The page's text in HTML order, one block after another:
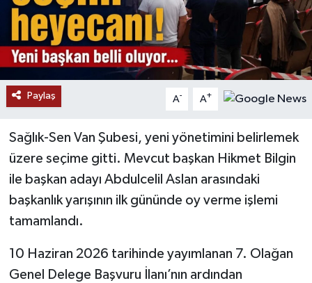
Paylaş A- A+
Sağlık-Sen Van Şubesi, yeni yönetimini belirlemek
üzere seçime gitti. Mevcut başkan Hikmet Bilgin
ile başkan adayı Abdulcelil Aslan arasındaki
başkanlık yarışının ilk gününde oy verme işlemi
tamamlandı.
10 Haziran 2026 tarihinde yayımlanan 7. Olağan
Genel Delege Başvuru İlanı’nın ardından